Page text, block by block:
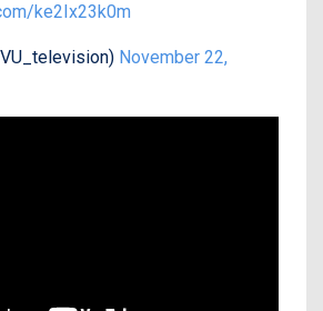
ke2Ix23k0m
November 22,